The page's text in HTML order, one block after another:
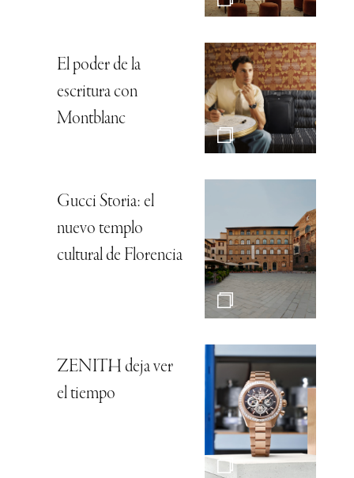
El poder de la
escritura con
Montblanc
Gucci Storia: el
nuevo templo
cultural de Florencia
ZENITH deja ver
el tiempo